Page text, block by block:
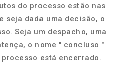
do processo estão nas
seja dada uma decisão, o
Seja um despacho, uma
o nome " concluso "
está encerrado.